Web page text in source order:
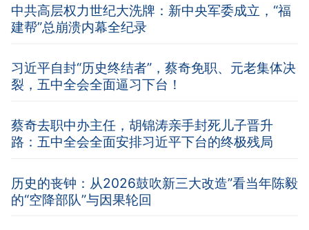
中共高层权力世纪大洗牌：新中央军委成立，“福
建帮”总崩溃内幕全纪录
习近平自封“历史终结者”，蔡奇免职、元老集体决
裂，五中全会全面逼习下台！
蔡奇去职中办主任，胡锦涛亲手封死儿子晋升
路：五中全会全面安排习近平下台的终极残局
历史的丧钟：从2026鼓吹新三大改造”看当年陈毅
的“空降部队”与因果轮回